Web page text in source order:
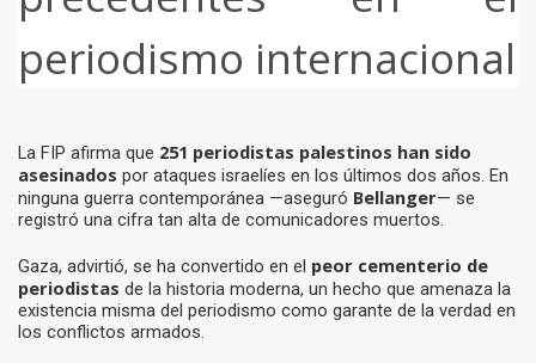
periodismo internacional
La FIP afirma que 251 periodistas palestinos han sido
asesinados por ataques israelíes en los últimos dos años. En
ninguna guerra contemporánea —aseguró Bellanger— se
registró una cifra tan alta de comunicadores muertos.
Gaza, advirtió, se ha convertido en el peor cementerio de
periodistas de la historia moderna, un hecho que amenaza la
existencia misma del periodismo como garante de la verdad en
los conflictos armados.